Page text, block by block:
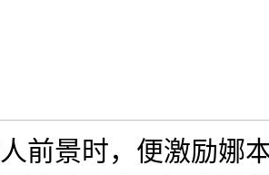
前景时，便激励娜